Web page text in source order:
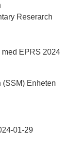
Reserarch
EPRS 2024
(SSM) Enheten
01-29